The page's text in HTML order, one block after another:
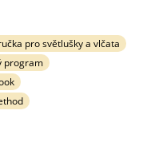
pro světlušky a vlčata
program